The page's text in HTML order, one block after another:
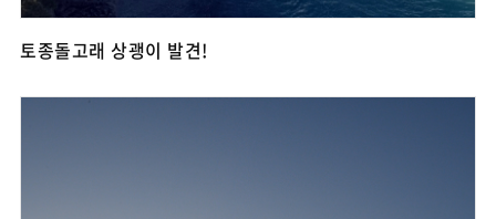
토종돌고래 상괭이 발견!